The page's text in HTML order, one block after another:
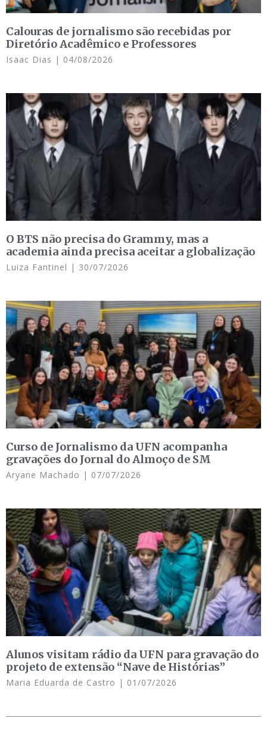
Calouras de jornalismo são recebidas por
Diretório Acadêmico e Professores
Isaac Dias 04/08/2026
O BTS não precisa do Grammy, mas a
academia ainda precisa aceitar a globalização
Luiza Fantinel 30/07/2026
Curso de Jornalismo da UFN acompanha
gravações do Jornal do Almoço de SM
Aryane Machado 07/07/2026
Alunos visitam rádio da UFN para gravação do
projeto de extensão “Nave de Histórias”
Maria Eduarda de Castro 01/07/2026